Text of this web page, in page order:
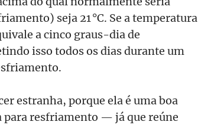
seja 21 °C. Se a temperatura
a cinco graus-dia de
isso todos os dias durante um
estranha, porque ela é uma boa
para resfriamento — já que reúne